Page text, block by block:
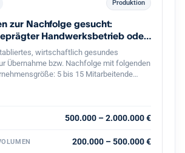
Produktion
zur Nachfolge gesucht:
Handwerksbetrieb oder
wirtschaftlich gesundes
Übernahme bzw. Nachfolge mit folgenden
5 bis 15 Mitarbeitende
bis 2 Mio. Euro Branche: Handwerk,
diversifizierter Kundenstamm Produkte &
oder Leistungen Perspektive:
500.000 – 2.000.000 €
200.000 – 500.000 €